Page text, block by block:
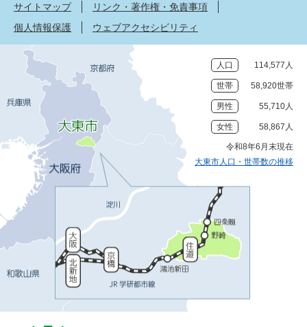
サイトマップ
リンク・著作権・免責事項
個人情報保護
ウェブアクセシビリティ
人口 114,577人
世帯 58,920世帯
男性 55,710人
女性 58,867人
令和8年6月末現在
大東市人口・世帯数の推移